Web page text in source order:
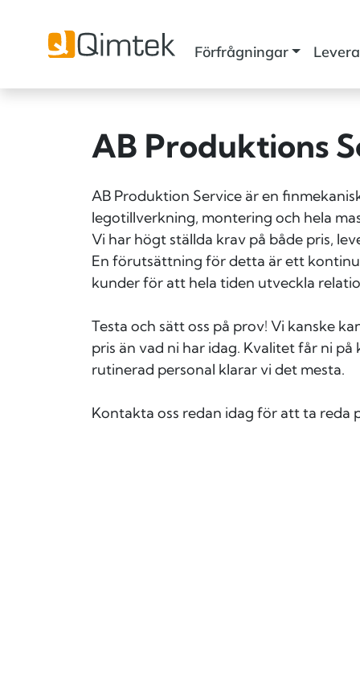
Förfrågningar
AB Produktions
AB Produktion Service är en
legotillverkning, montering och hela
Vi har högt ställda krav på både pris,
En förutsättning för detta är ett
kunder för att hela tiden utveckla
Testa och sätt oss på prov! Vi kanske
pris än vad ni har idag. Kvalitet får ni
rutinerad personal klarar vi det mesta.
Kontakta oss redan idag för att ta reda